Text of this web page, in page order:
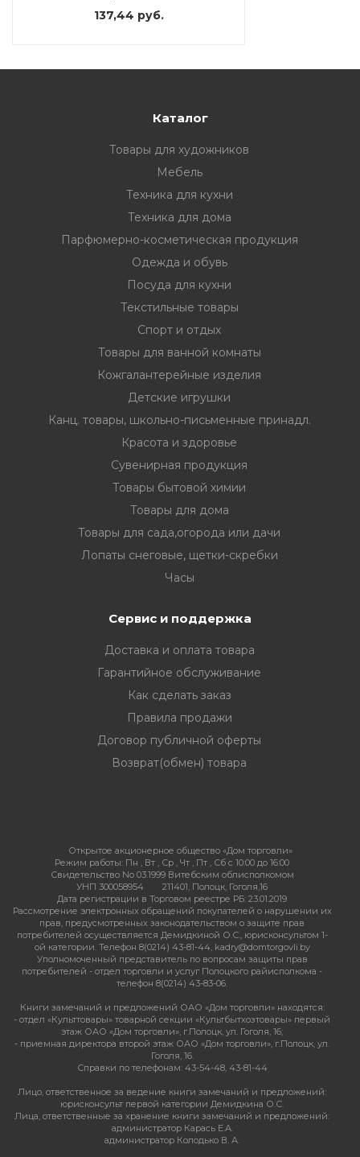
137,44 руб.
Каталог
Товары для художников
Мебель
Техника для кухни
Техника для дома
Парфюмерно-косметическая продукция
Одежда и обувь
Посуда для кухни
Текстильные товары
Спорт и отдых
Товары для ванной комнаты
Кожгалантерейные изделия
Детские игрушки
Канц. товары, школьно-письменные принадл.
Красота и здоровье
Сувенирная продукция
Товары бытовой химии
Товары для дома
Товары для сада,огорода или дачи
Лопаты снеговые, щетки-скребки
Часы
Сервис и поддержка
Доставка и оплата товара
Гарантийное обслуживание
Как сделать заказ
Правила продажи
Договор публичной оферты
Возврат(обмен) товара
Открытое акционерное общество «Дом торговли»
Режим работы: Пн , Вт , Ср , Чт , Пт , Сб c 10:00 до 16:00
Свидетельство No 03.1999 Витебским облисполкомом
УНП 300058954
211401, Полоцк, Гоголя,16
Дата регистрации в Торговом реестре РБ: 23.01.2019
Рассмотрение электронных обращений покупателей о нарушении их
прав, предусмотренных законодательством о защите прав
потребителей осуществляется Демидкиной О.С., юрисконсультом 1-
ой категории. Телефон 8(0214) 43-81-44, kadry@domtorgovli.by
Уполномоченный представитель по вопросам защиты прав
потребителей - отдел торговли и услуг Полоцкого райисполкома -
телефон 8(0214) 43-83-06.
Книги замечаний и предложений ОАО «Дом торговли» находятся:
- отдел «Культтовары» товарной секции «Культбытхозтовары» первый
этаж ОАО «Дом торговли», г.Полоцк, ул. Гоголя, 16;
- приемная директора второй этаж ОАО «Дом торговли», г.Полоцк, ул.
Гоголя, 16.
Справки по телефонам: 43-54-48, 43-81-44
Лицо, ответственное за ведение книги замечаний и предложений:
юрисконсульт первой категории Демидкина О.С.
Лица, ответственные за хранение книги замечаний и предложений:
администратор Карась Е.А.
администратор Колодько В. А.